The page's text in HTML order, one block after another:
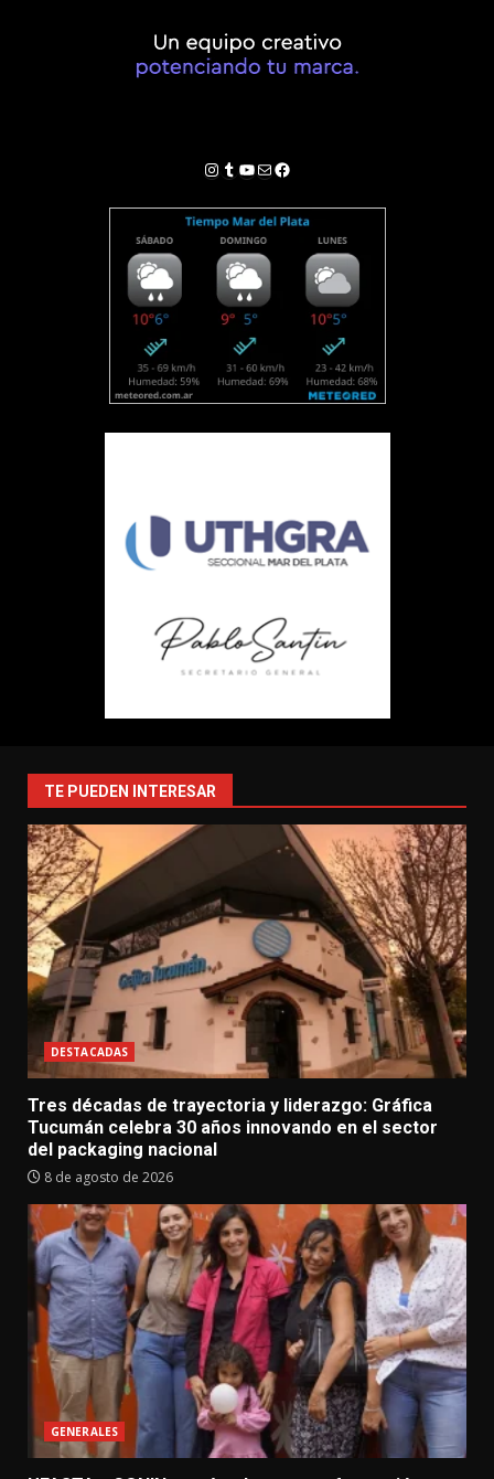
Instagram
Tumblr
YouTube
Correo electrónico
Facebook
TE PUEDEN INTERESAR
DESTACADAS
Tres décadas de trayectoria y liderazgo: Gráfica
Tucumán celebra 30 años innovando en el sector
del packaging nacional
8 de agosto de 2026
GENERALES